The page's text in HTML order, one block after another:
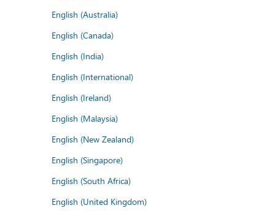
English (Australia)
English (Canada)
English (India)
English (International)
English (Ireland)
English (Malaysia)
English (New Zealand)
English (Singapore)
English (South Africa)
English (United Kingdom)